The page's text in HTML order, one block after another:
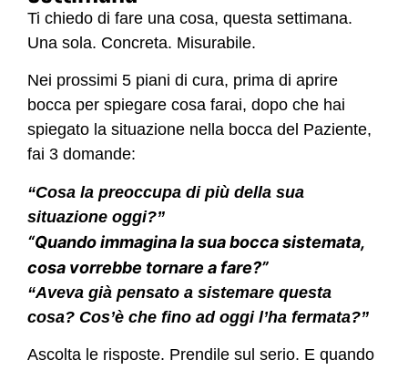
Ti chiedo di fare una cosa, questa settimana.
Una sola. Concreta. Misurabile.
Nei prossimi 5 piani di cura, prima di aprire
bocca per spiegare cosa farai, dopo che hai
spiegato la situazione nella bocca del Paziente,
fai 3 domande:
“Cosa la preoccupa di più della sua
situazione oggi?”
“Quando immagina la sua bocca sistemata,
cosa vorrebbe tornare a fare?”
“Aveva già pensato a sistemare questa
cosa? Cos’è che fino ad oggi l’ha fermata?”
Ascolta le risposte. Prendile sul serio. E quando